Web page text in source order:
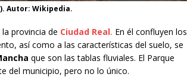
Autor: Wikipedia.
provincia de Ciudad Real. En él confluyen los
así como a las características del suelo, se
que son las tablas fluviales. El Parque
del municipio, pero no lo único.